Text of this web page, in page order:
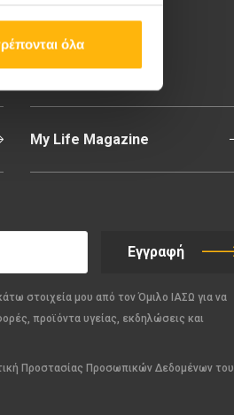
όλα
My Life Magazine
Εγγραφή
στοιχεία μου από τον Όμιλο ΙΑΣΩ για να
προϊόντα υγείας, εκδηλώσεις και
Προστασίας Προσωπικών Δεδομένων του